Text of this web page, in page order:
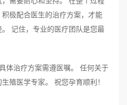
极配合医生的治疗方案，才能
记住，专业的医疗团队是您最
体治疗方案需遵医嘱。 任何关于
殖医学专家。 祝您孕育顺利！